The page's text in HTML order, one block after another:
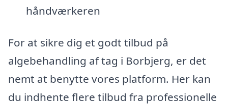
håndværkeren
For at sikre dig et godt tilbud på
algebehandling af tag i Borbjerg, er det
nemt at benytte vores platform. Her kan
du indhente flere tilbud fra professionelle